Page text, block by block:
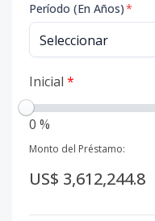
Período (En Años)*
Inicial *
0 %
Monto del Préstamo:
US$ 3,612,244.8